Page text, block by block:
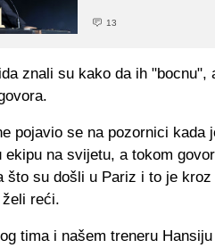
13
znali su kako da ih "bocnu",
pojavio se na pozornici kada
ekipu na svijetu, a tokom
što su došli u Pariz i to je
reći.
tima i našem treneru